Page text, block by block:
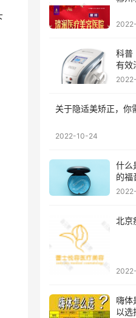
科普
有效
题?
关于隐适美矫正，你
2022-10-24
什么
的福
北京
嗨体
以选